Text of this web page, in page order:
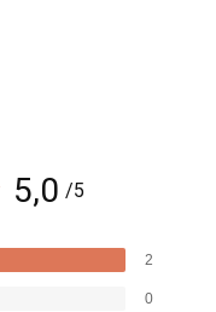
5,0 /5
2
0